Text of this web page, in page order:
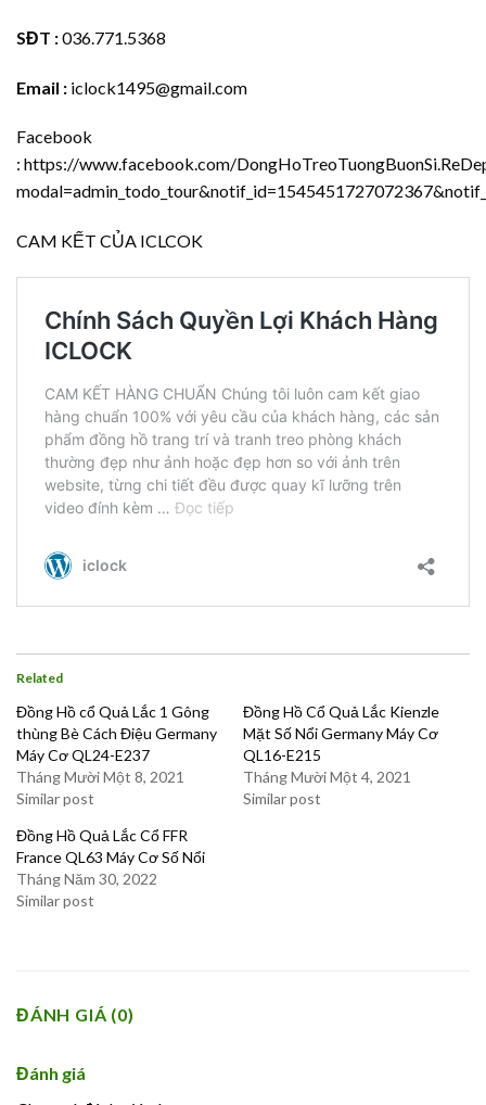
SĐT :036.771.5368
Email : iclock1495@gmail.com
Facebook
: https://www.facebook.com/
CAM KẾT CỦA ICLCOK
Related
Đồng Hồ cổ Quả Lắc 1 Gông
thùng Bè Cách Điệu Germany
Máy Cơ QL24-E237
Tháng Mười Một 8, 2021
Similar post
Đồng Hồ Cổ Quả Lắc Kienzle
Mặt Số Nổi Germany Máy Cơ
QL16-E215
Tháng Mười Một 4, 2021
Similar post
Đồng Hồ Quả Lắc Cổ FFR
France QL63 Máy Cơ Số Nổi
Tháng Năm 30, 2022
Similar post
ĐÁNH GIÁ (0)
Đánh giá